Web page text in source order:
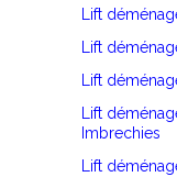
Lift
Lift
Lift
Lift
Imbrechies
Lift